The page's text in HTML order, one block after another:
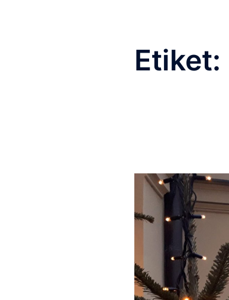
Etiket: